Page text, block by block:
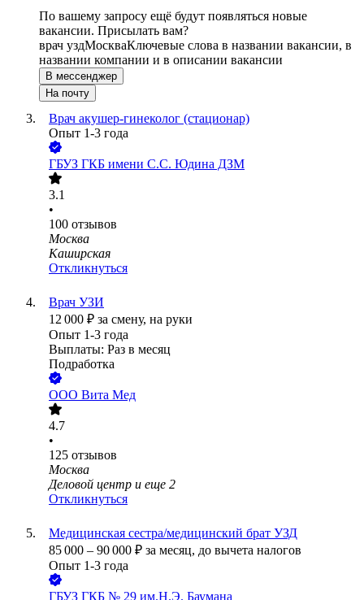
По вашему запросу ещё будут появляться новые
вакансии. Присылать вам?
врач уздМоскваКлючевые слова в названии вакансии, в
названии компании и в описании вакансии
В мессенджер
На почту
Врач акушер-гинеколог (стационар)
Опыт 1-3 года
ГБУЗ ГКБ имени С.С. Юдина ДЗМ
3.1
•
100 отзывов
Москва
Каширская
Откликнуться
Врач УЗИ
12 000 ₽ за смену, на руки
Опыт 1-3 года
Выплаты: Раз в месяц
Подработка
ООО Вита Мед
4.7
•
125 отзывов
Москва
Деловой центр и еще 2
Откликнуться
Медицинская сестра/медицинский брат УЗД
85 000 – 90 000 ₽ за месяц, до вычета налогов
Опыт 1-3 года
ГБУЗ ГКБ № 29 им.Н.Э. Баумана